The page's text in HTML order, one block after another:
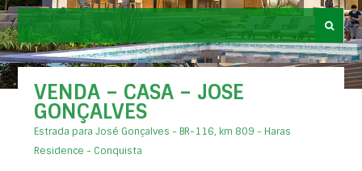
VENDA – CASA – JOSE
GONÇALVES
Estrada para José Gonçalves - BR-116, km 809 - Haras
Residence - Conquista